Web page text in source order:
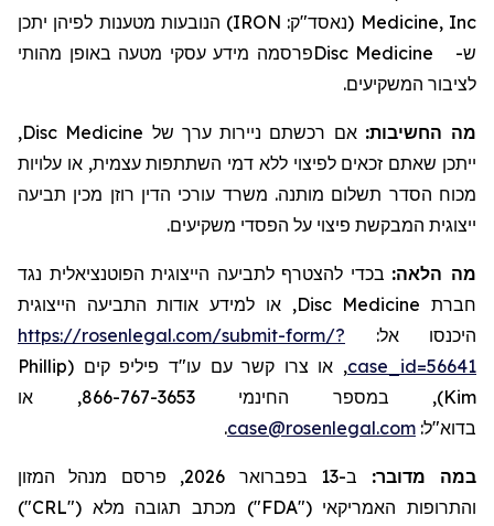
Medicine, Inc (נאסד"ק: IRON
) הנובעות מטענות לפיהן יתכן
ש-
Disc Medicineפרסמה מידע עסקי מטעה באופן מהותי
לציבור המשקיעים.
מה החשיבות: אם רכשתם ניירות ערך של Disc Medicine
,
ייתכן שאתם זכאים לפיצוי ללא דמי השתתפות עצמית, או עלויות
מכוח הסדר תשלום מותנה. משרד עורכי הדין רוזן מכין תביעה
ייצוגית המבקשת פיצוי על הפסדי משקיעים.
מה הלאה: בכדי להצטרף לתביעה הייצוגית הפוטנציאלית נגד
חברת Disc Medicine, או למידע אודות התביעה הייצוגית
היכנסו אל: https://rosenlegal.com/submit-form/?
case_id=56641, או צרו קשר עם עו"ד פיליפ קים (Phillip
Kim
), במספר החינמי 866-767-3653, או
בדוא"ל: case@rosenlegal.com
.
במה מדובר:
ב-13 בפברואר 2026, פרסם מנהל המזון
והתרופות האמריקאי ("FDA") מכתב תגובה מלא ("CRL
")